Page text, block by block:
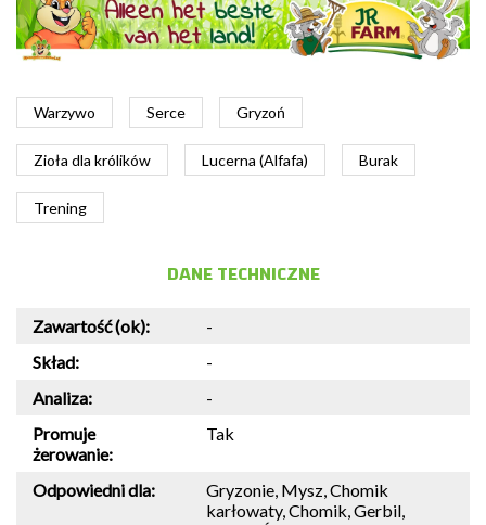
Warzywo Serce Gryzoń
Zioła dla królików Lucerna (Alfafa) Burak
Trening
DANE TECHNICZNE
Zawartość (ok):
-
Skład:
-
Analiza:
-
Promuje
żerowanie:
Tak
Odpowiedni dla:
Gryzonie, Mysz, Chomik
karłowaty, Chomik, Gerbil,